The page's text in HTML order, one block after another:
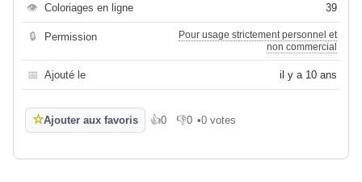
👁 Coloriages en ligne 39
🔒 Permission
Pour usage strictement personnel et
non commercial
📅 Ajouté le il y a 10 ans
☆Ajouter aux favoris 👍0
J'aime 👎0
Je n'aime pas
•0 votes